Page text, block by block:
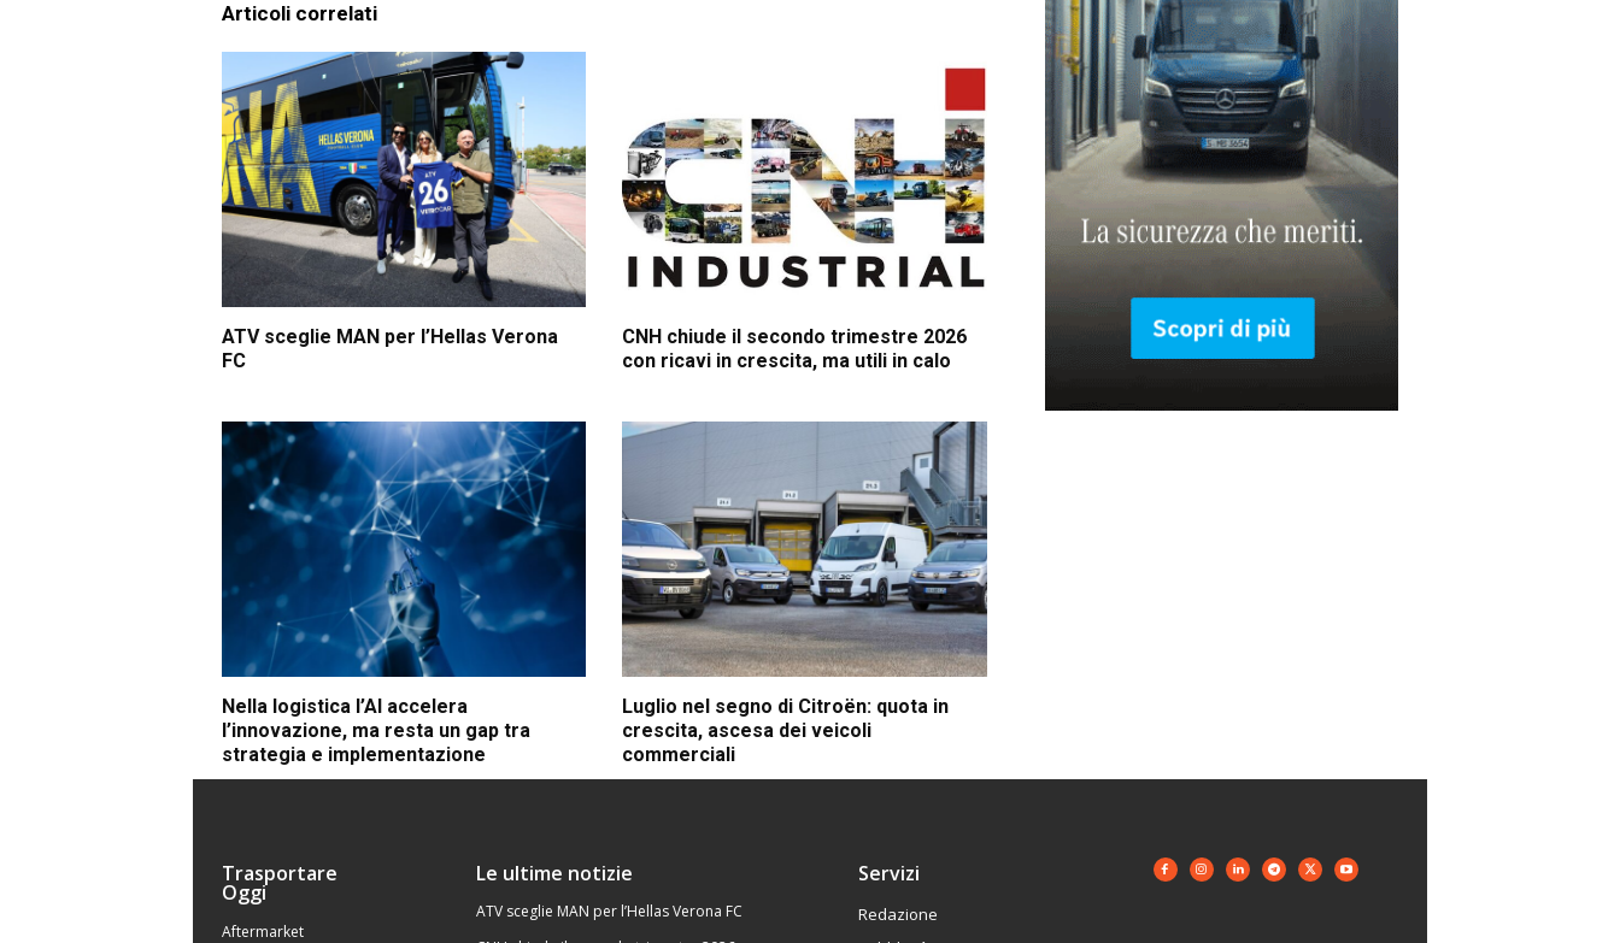
Articoli correlati
ATV sceglie MAN per l’Hellas Verona
FC
CNH chiude il secondo trimestre 2026
con ricavi in crescita, ma utili in calo
Nella logistica l’AI accelera
l’innovazione, ma resta un gap tra
strategia e implementazione
Luglio nel segno di Citroën: quota in
crescita, ascesa dei veicoli
commerciali
Trasportare
Oggi
Aftermarket
Le ultime notizie
ATV sceglie MAN per l’Hellas Verona FC
Servizi
Redazione